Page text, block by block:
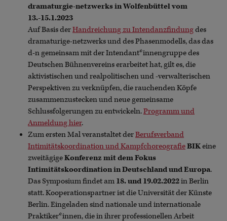
dramaturgie-netzwerks in Wolfenbüttel vom
13.-15.1.2023
Auf Basis derHandreichung zu Intendanzfindungdes
dramaturige-netzwerks und des Phasenmodells, das das
d-n gemeinsam mit der Intendant*innengruppe des
Deutschen Bühnenvereins erarbeitet hat, gilt es, die
aktivistischen und realpolitischen und -verwalterischen
Perspektiven zu verknüpfen, die rauchenden Köpfe
zusammenzustecken und neue gemeinsame
Schlussfolgerungen zu entwickeln.Programm und
Anmeldung hier.
Zum ersten Mal veranstaltet derBerufsverband
Intimitätskoordination und KampfchoreografieBIKeine
zweitägigeKonferenz mit dem Fokus
Intimitätskoordination in Deutschland und Europa.
Das Symposium findet am 18. und 19.02.2022in Berlin
statt. Kooperationspartner ist die Universität der Künste
Berlin. Eingeladen sind nationale und internationale
Praktiker*innen, die in ihrer professionellen Arbeit